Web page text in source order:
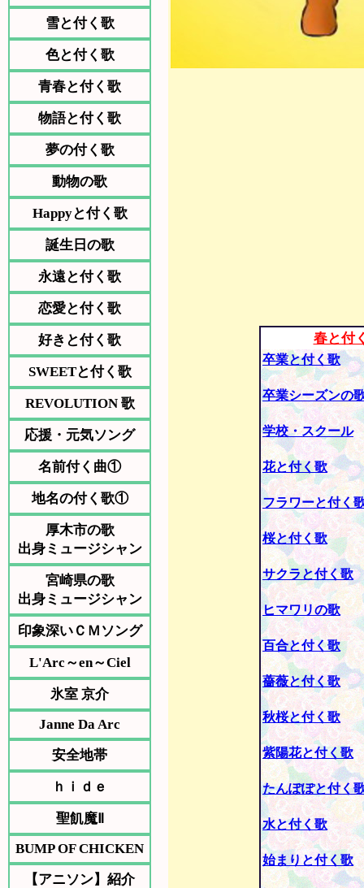
雪と付く歌
色と付く歌
青春と付く歌
物語と付く歌
夢の付く歌
動物の歌
Happyと付く歌
誕生日の歌
永遠と付く歌
恋愛と付く歌
好きと付く歌
SWEETと付く歌
REVOLUTION 歌
応援・元気ソング
名前付く曲①
地名の付く歌①
厚木市の歌
出身ミュージシャン
宮崎県の歌
出身ミュージシャン
印象深いＣＭソング
L'Arc～en～Ciel
氷室 京介
Janne Da Arc
安全地帯
ｈｉｄｅ
聖飢魔Ⅱ
BUMP OF CHICKEN
【アニソン】紹介
春と付
卒業と付く歌
卒業シーズンの
学校・スクール
花と付く歌
フラワーと付く
桜と付く歌
サクラと付く歌
ヒマワリの歌
百合と付く歌
薔薇と付く歌
秋桜と付く歌
紫陽花と付く歌
たんぽぽと付く
水と付く歌
始まりと付く歌